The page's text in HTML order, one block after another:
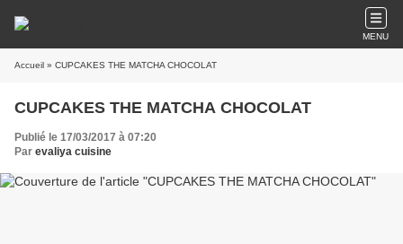
MENU
Accueil » CUPCAKES THE MATCHA CHOCOLAT
CUPCAKES THE MATCHA CHOCOLAT
Publié le 17/03/2017 à 07:20
Par evaliya cuisine